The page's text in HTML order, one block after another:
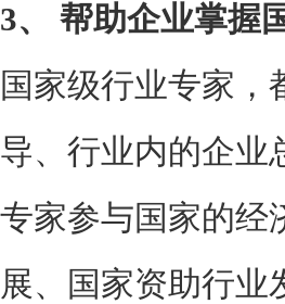
3、 帮助企业掌握
国家级行业专家，
导、行业内的企业
专家参与国家的经
展、国家资助行业